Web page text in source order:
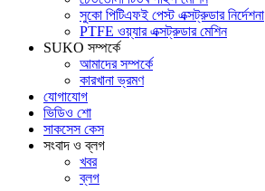
সুকো পিটিএফই পেস্ট এক্সট্রুডার নির্দেশনা
PTFE ওয়্যার এক্সট্রুডার মেশিন
SUKO সম্পর্কে
আমাদের সম্পর্কে
কারখানা ভ্রমণ
যোগাযোগ
ভিডিও শো
সাকসেস কেস
সংবাদ ও ব্লগ
খবর
ব্লগ